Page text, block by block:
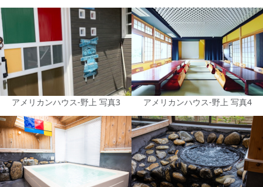
アメリカンハウス-野上 写真3 アメリカンハウス-野上 写真4